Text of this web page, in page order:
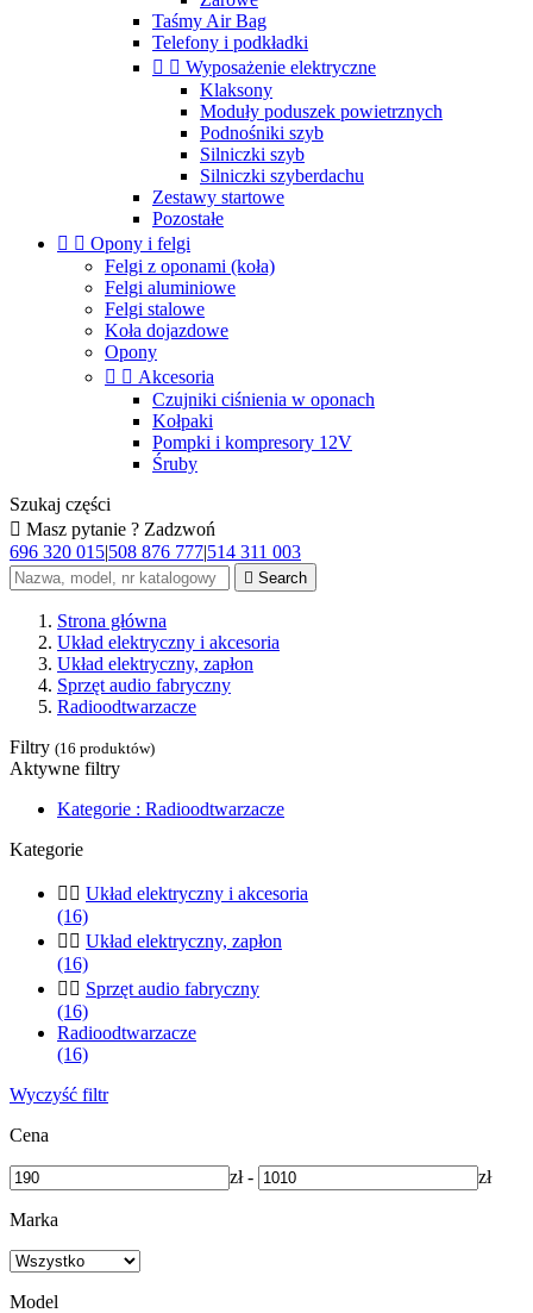
Taśmy Air Bag
Telefony i podkładki
  Wyposażenie elektryczne
Klaksony
Moduły poduszek powietrznych
Podnośniki szyb
Silniczki szyb
Silniczki szyberdachu
Zestawy startowe
Pozostałe
  Opony i felgi
Felgi z oponami (koła)
Felgi aluminiowe
Felgi stalowe
Koła dojazdowe
Opony
  Akcesoria
Czujniki ciśnienia w oponach
Kołpaki
Pompki i kompresory 12V
Śruby
Szukaj części
 Masz pytanie ? Zadzwoń
696 320 015|508 876 777|514 311 003
 Search
Strona główna
Układ elektryczny i akcesoria
Układ elektryczny, zapłon
Sprzęt audio fabryczny
Radioodtwarzacze
Filtry (16 produktów)
Aktywne filtry
Kategorie : Radioodtwarzacze
Kategorie
  Układ elektryczny i akcesoria
(16)
  Układ elektryczny, zapłon
(16)
  Sprzęt audio fabryczny
(16)
Radioodtwarzacze
(16)
Wyczyść filtr
Cena
zł - zł
Marka
Model